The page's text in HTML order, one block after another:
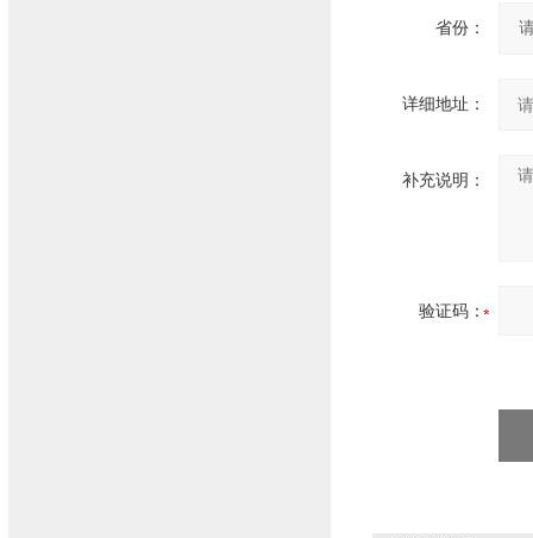
省份：
详细地址：
补充说明：
验证码：